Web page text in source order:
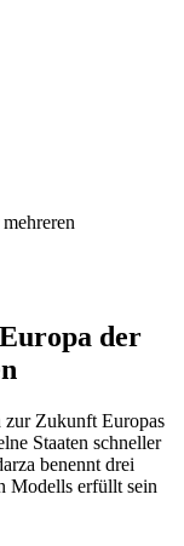
der
Zukunft Europas
Staaten schneller
benennt drei
Modells erfüllt sein